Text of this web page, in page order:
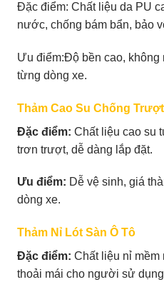
Đặc điểm: Chất liệu da PU
nước, chống bám bẩn, bảo
Ưu điểm:Độ bền cao, không
từng dòng xe.
Thảm Cao Su Chống Trượt
Đặc điểm: Chất liệu cao su
trơn trượt, dễ dàng lắp đặt.
Ưu điểm: Dễ vệ sinh, giá
dòng xe.
Thảm Nỉ Lót Sàn Ô Tô
Đặc điểm: Chất liệu nỉ mềm
thoải mái cho người sử